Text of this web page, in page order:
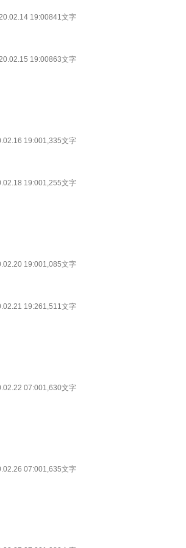
19:00841文字
19:00863文字
19:001,335文字
19:001,255文字
19:001,085文字
19:261,511文字
07:001,630文字
07:001,635文字